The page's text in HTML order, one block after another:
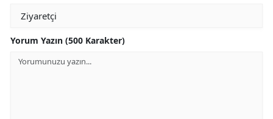
Yorum Yazın (500 Karakter)